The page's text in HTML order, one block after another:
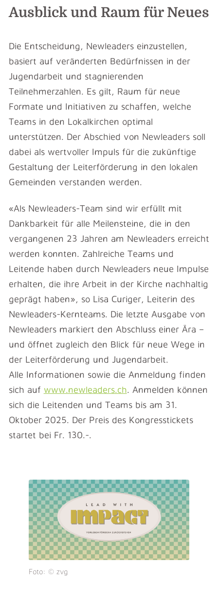
Ausblick und Raum für Neues
Die Entscheidung, Newleaders einzustellen,
basiert auf veränderten Bedürfnissen in der
Jugendarbeit und stagnierenden
Teilnehmerzahlen. Es gilt, Raum für neue
Formate und Initiativen zu schaffen, welche
Teams in den Lokalkirchen optimal
unterstützen. Der Abschied von Newleaders soll
dabei als wertvoller Impuls für die zukünftige
Gestaltung der Leiterförderung in den lokalen
Gemeinden verstanden werden.
«Als Newleaders-Team sind wir erfüllt mit
Dankbarkeit für alle Meilensteine, die in den
vergangenen 23 Jahren am Newleaders erreicht
werden konnten. Zahlreiche Teams und
Leitende haben durch Newleaders neue Impulse
erhalten, die ihre Arbeit in der Kirche nachhaltig
geprägt haben», so Lisa Curiger, Leiterin des
Newleaders-Kernteams. Die letzte Ausgabe von
Newleaders markiert den Abschluss einer Ära –
und öffnet zugleich den Blick für neue Wege in
der Leiterförderung und Jugendarbeit.
Alle Informationen sowie die Anmeldung finden
sich auf www.newleaders.ch. Anmelden können
sich die Leitenden und Teams bis am 31.
Oktober 2025. Der Preis des Kongresstickets
startet bei Fr. 130.-.
Foto: © zvg